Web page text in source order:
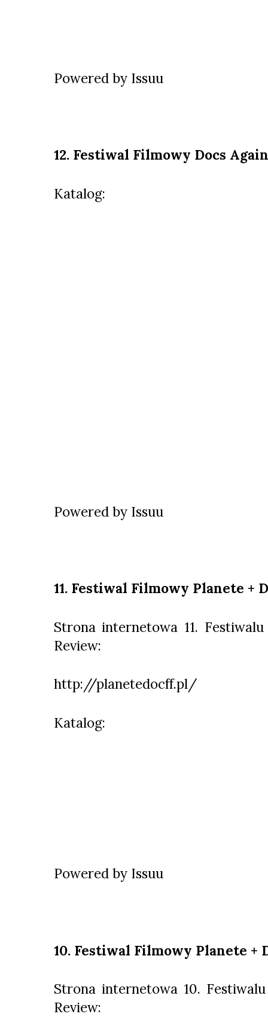
Powered by Issuu
12. Festiwal Filmowy Docs
Katalog:
Powered by Issuu
11. Festiwal Filmowy Planete +
Strona internetowa 11.
Review:
http://planetedocff.pl/
Katalog:
Powered by Issuu
10. Festiwal Filmowy Planete +
Strona internetowa 10.
Review: